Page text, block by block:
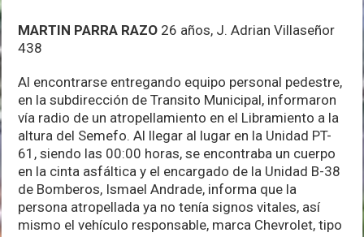
MARTIN PARRA RAZO 26 años, J. Adrian Villaseñor
438
Al encontrarse entregando equipo personal pedestre,
en la subdirección de Transito Municipal, informaron
vía radio de un atropellamiento en el Libramiento a la
altura del Semefo. Al llegar al lugar en la Unidad PT-
61, siendo las 00:00 horas, se encontraba un cuerpo
en la cinta asfáltica y el encargado de la Unidad B-38
de Bomberos, Ismael Andrade, informa que la
persona atropellada ya no tenía signos vitales, así
mismo el vehículo responsable, marca Chevrolet, tipo